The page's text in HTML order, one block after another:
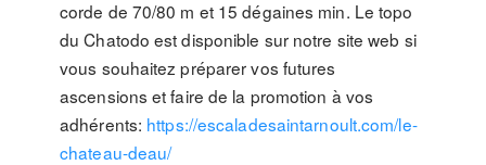
corde de 70/80 m et 15 dégaines min. Le topo
du Chatodo est disponible sur notre site web si
vous souhaitez préparer vos futures
ascensions et faire de la promotion à vos
adhérents: https://escaladesaintarnoult.com/le-
chateau-deau/